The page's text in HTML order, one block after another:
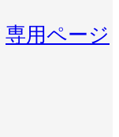
専用ページ